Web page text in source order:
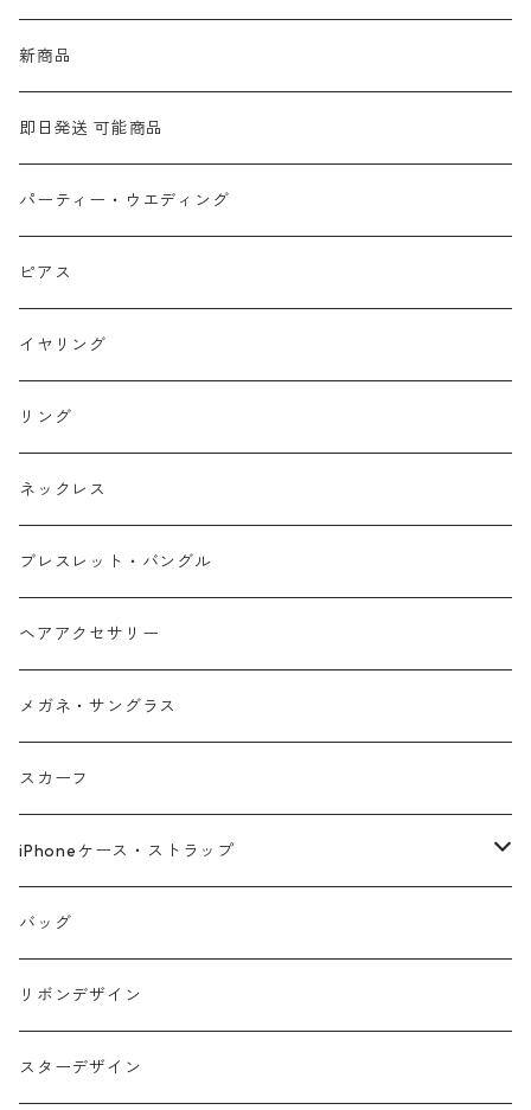
新商品
即日発送 可能商品
パーティー・ウエディング
ピアス
イヤリング
リング
ネックレス
ブレスレット・バングル
ヘアアクセサリー
メガネ・サングラス
スカーフ
iPhoneケース・ストラップ
iPhone17シリーズ対応
バッグ
リボンデザイン
スターデザイン